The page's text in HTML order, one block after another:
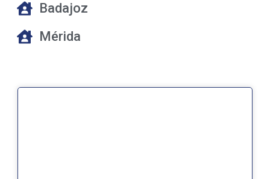
Badajoz
Mérida
Página
Página
Página
Página
Página
Página
Página
Página
Página
PáginaPágina
PáginaPáginaPáginaPáginaPáginaPáginaPáginaPágina
PáginaPágina